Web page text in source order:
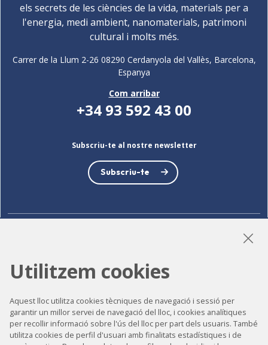
els secrets de les ciències de la vida, materials per a
l'energia, medi ambient, nanomaterials, patrimoni
cultural i molts més.
Carrer de la Llum 2-26 08290 Cerdanyola del Vallès, Barcelona,
Espanya
Com arribar
+34 93 592 43 00
Subscriu-te al nostre newsletter
Subscriu-te
Accessibilitat
Contacte
Avís legal
Utilitzem cookies
Aquest lloc utilitza cookies tècniques de navegació i sessió per
garantir un millor servei de navegació del lloc, i cookies analítiques
per recollir informació sobre l'ús del lloc per part dels usuaris. També
utilitza cookies de perfil d'usuari amb finalitats estadístiques i de